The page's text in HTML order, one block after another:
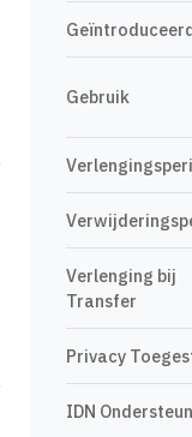
Gebruik
Verlenging bij
Transfer
Privacy
IDN